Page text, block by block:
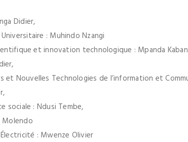
Didier,
: Muhindo Nzangi
et innovation technologique : Mpanda
et Nouvelles Technologies de l’information et
sociale : Ndusi Tembe,
Molendo
: Mwenze Olivier